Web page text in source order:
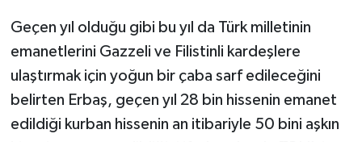
Geçen yıl olduğu gibi bu yıl da Türk milletinin
emanetlerini Gazzeli ve Filistinli kardeşlere
ulaştırmak için yoğun bir çaba sarf edileceğini
belirten Erbaş, geçen yıl 28 bin hissenin emanet
edildiği kurban hissenin an itibariyle 50 bini aşkın